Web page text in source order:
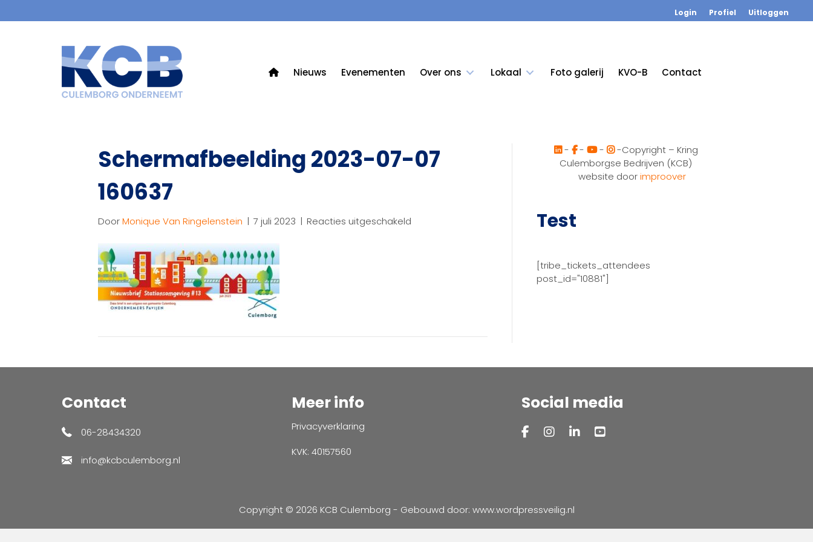
Login Profiel Uitloggen
Nieuws Evenementen Over ons Lokaal Foto galerij KVO-B Contact
Schermafbeelding 2023-07-07
160637
DoorMonique Van Ringelenstein | 7 juli 2023 | Reacties uitgeschakeld
- - -
-Copyright – Kring
Culemborgse Bedrijven (KCB)
website doorimproover
Test
[tribe_tickets_attendees
post_id="10881"]
Contact
06-28434320
info@kcbculemborg.nl
Meer info
Privacyverklaring
KVK: 40157560
Social media
Copyright © 2026 KCB Culemborg - Gebouwd door: www.wordpressveilig.nl